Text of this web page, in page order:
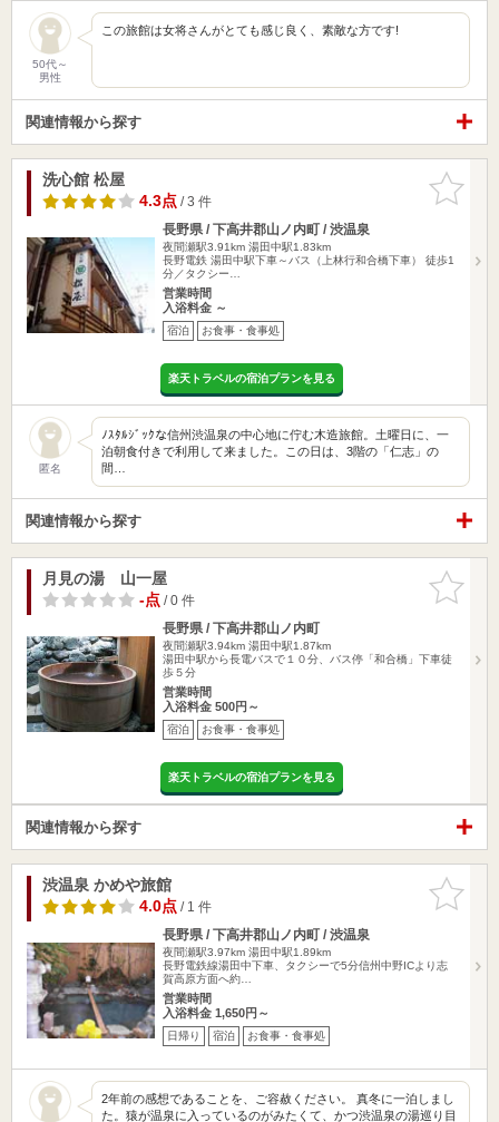
50代～
男性
この旅館は女将さんがとても感じ良く、素敵な方です!
関連情報から探す
お気に入
りに追加
洗心館 松屋
4.3点/ 3 件
長野県 / 下高井郡山ノ内町 / 渋温泉
夜間瀬駅3.91km 湯田中駅1.83km
長野電鉄 湯田中駅下車～バス（上林行和合橋下車） 徒歩1
分／タクシー…
営業時間
入浴料金 ～
宿泊 お食事・食事処
楽天トラベルの宿泊プランを見る
匿名
ﾉｽﾀﾙｼﾞｯｸな信州渋温泉の中心地に佇む木造旅館。土曜日に、一
泊朝食付きで利用して来ました。この日は、3階の「仁志」の
間…
関連情報から探す
お気に入
りに追加
月見の湯 山一屋
-点/ 0 件
長野県 / 下高井郡山ノ内町
夜間瀬駅3.94km 湯田中駅1.87km
湯田中駅から長電バスで１０分、バス停「和合橋」下車徒
歩５分
営業時間
入浴料金 500円～
宿泊 お食事・食事処
楽天トラベルの宿泊プランを見る
関連情報から探す
お気に入
りに追加
渋温泉 かめや旅館
4.0点/ 1 件
長野県 / 下高井郡山ノ内町 / 渋温泉
夜間瀬駅3.97km 湯田中駅1.89km
長野電鉄線湯田中下車、タクシーで5分信州中野ICより志
賀高原方面へ約…
営業時間
入浴料金 1,650円～
日帰り 宿泊 お食事・食事処
2年前の感想であることを、ご容赦ください。 真冬に一泊しまし
た。猿が温泉に入っているのがみたくて、かつ渋温泉の湯巡り目